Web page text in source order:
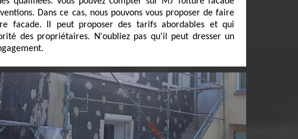
Dans ce cas, nous pouvons vous proposer de faire
facade. Il peut proposer des tarifs abordables et qui
des propriétaires. N'oubliez pas qu'il peut dresser un